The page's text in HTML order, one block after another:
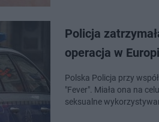
Policja
operacja w
Polska Policja przy
"Fever". Miała ona na
seksualne